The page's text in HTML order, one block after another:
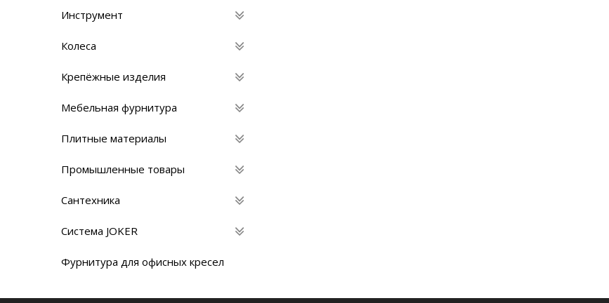
Инструмент
Колеса
Крепёжные изделия
Мебельная фурнитура
Плитные материалы
Промышленные товары
Сантехника
Система JOKER
Фурнитура для офисных кресел